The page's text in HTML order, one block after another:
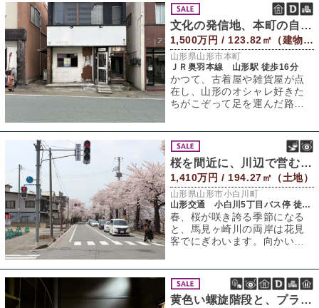
文化の発信地、本町の自由な箱
1,500万円 / 123.82㎡（建物） 98.18㎡（敷地）
山形県山形市本町
ＪＲ奥羽本線 山形駅 徒歩16分
かつて、古着屋や雑貨屋が点
在し、山形のオシャレ好きた
ちがこぞって足を運んだ路地
1,410万円 / 194.27㎡（土地）
山形県山形市小白川町
山形交通 小白川5丁目バス停 徒歩4分
春、桜が咲き誇る季節になる
と、馬見ヶ崎川の両岸は花見
客でにぎわいます。向かいの
黄色い螺旋階段と、プラスアルファの生活